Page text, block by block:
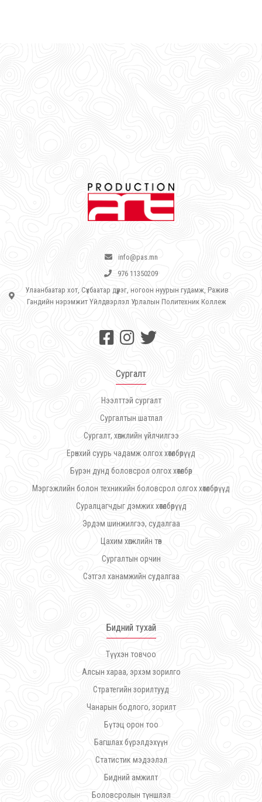
info@pas.mn
976 11350209
Улаанбаатар хот, Сүхбаатар дүүрэг, ногоон нуурын гудамж, Ражив
Гандийн нэрэмжит Үйлдвэрлэл Урлалын Политехник Коллеж
Сургалт
Нээлттэй сургалт
Сургалтын шатлал
Сургалт, хөгжлийн үйлчилгээ
Ерөнхий суурь чадамж олгох хөтөлбөрүүд
Бүрэн дунд боловсрол олгох хөтөлбөр
Мэргэжлийн болон техникийн боловсрол олгох хөтөлбөрүүд
Суралцагчдыг дэмжих хөтөлбөрүүд
Эрдэм шинжилгээ, судалгаа
Цахим хөгжлийн төв
Сургалтын орчин
Сэтгэл ханамжийн судалгаа
Бидний тухай
Түүхэн товчоо
Алсын хараа, эрхэм зорилго
Стратегийн зорилтууд
Чанарын бодлого, зорилт
Бүтэц орон тоо
Багшлах бүрэлдэхүүн
Статистик мэдээлэл
Бидний амжилт
Боловсролын түншлэл